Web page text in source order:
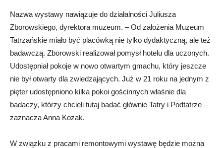
Nazwa wystawy nawiązuje do działalności Juliusza
Zborowskiego, dyrektora muzeum. – Od założenia Muzeum
Tatrzańskie miało być placówką nie tylko dydaktyczną, ale też
badawczą. Zborowski realizował pomysł hotelu dla uczonych.
Udostępniał pokoje w nowo otwartym gmachu, który jeszcze
nie był otwarty dla zwiedzających. Już w 21 roku na jednym z
pięter udostępniono kilka pokoi gościnnych właśnie dla
badaczy, którzy chcieli tutaj badać głównie Tatry i Podtatrze –
zaznacza Anna Kozak.
W związku z pracami remontowymi wystawę będzie można